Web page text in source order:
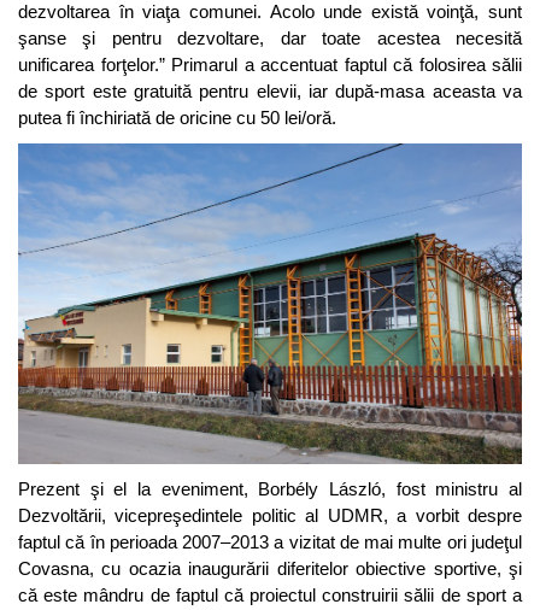
dezvoltarea în viaţa comunei. Acolo unde există voinţă, sunt
şanse şi pentru dezvoltare, dar toate acestea necesită
unificarea forţelor.” Primarul a accentuat faptul că folosirea sălii
de sport este gratuită pentru elevii, iar după-masa aceasta va
putea fi închiriată de oricine cu 50 lei/oră.
Prezent şi el la eveniment, Borbély László, fost ministru al
Dezvoltării, vicepreşedintele politic al UDMR, a vorbit despre
faptul că în perioada 2007–2013 a vizitat de mai multe ori judeţul
Covasna, cu ocazia inaugurării diferitelor obiective sportive, şi
că este mândru de faptul că proiectul construirii sălii de sport a